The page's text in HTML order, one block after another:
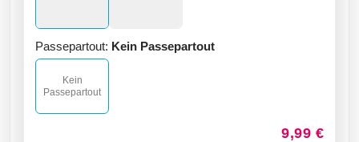
Passepartout: Kein Passepartout
Kein
Passepartout
9,99 €